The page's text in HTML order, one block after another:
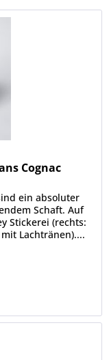
Cognac
ein absoluter
Schaft. Auf
Stickerei (rechts:
Lachtränen)....